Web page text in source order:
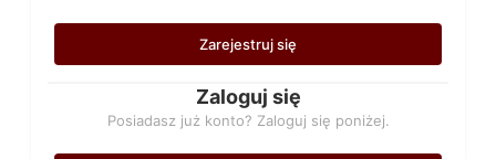
Zarejestruj się
Zaloguj się
Posiadasz już konto? Zaloguj się poniżej.